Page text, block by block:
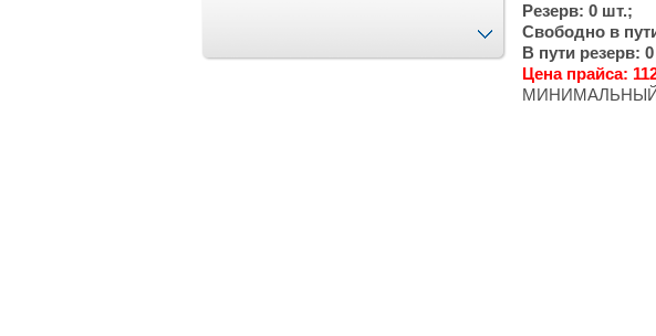
Шляпные коробочки производим
След.
Резерв: 0 шт.;
Свободно в
В пути резерв:
Цена прайса:
МИНИМАЛЬНЫЙ